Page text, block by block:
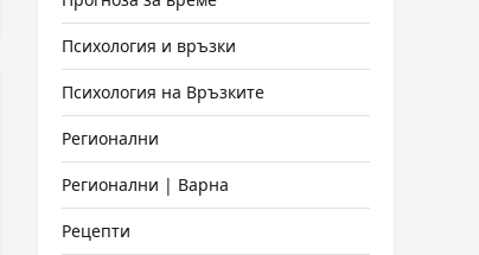
Психология и връзки
Психология на Връзките
Регионални
Регионални | Варна
Рецепти